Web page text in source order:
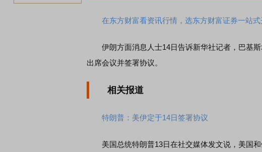
在东方财富看资讯行情，选东方财富证券一站
伊朗方面消息人士14日告诉新华社记者，巴基斯
出席会议并签署协议。
相关报道
特朗普：美伊定于14日签署协议
美国总统特朗普13日在社交媒体发文说，美国和